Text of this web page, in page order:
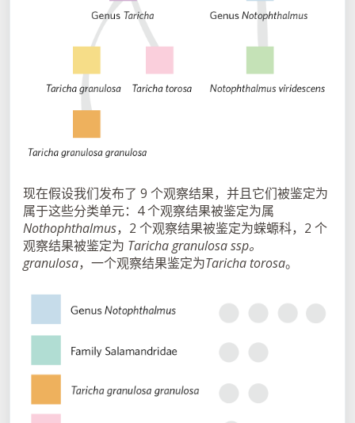
现在假设我们发布了 9 个观察结果，并且它们被鉴定为
属于这些分类单元：4 个观察结果被鉴定为属
Nothophthalmus，2 个观察结果被鉴定为蝾螈科，2 个
观察结果被鉴定为 Taricha granulosa ssp。
granulosa，一个观察结果鉴定为Taricha torosa。